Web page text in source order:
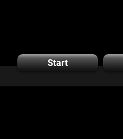
Start